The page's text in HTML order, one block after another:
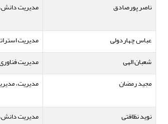
ناصر پورصادق مدیریت
عباس چهاردولی مدیریت
شعبان الهی
مدیریت
مجید رمضان
مدیریت،
نوید نظافتی مدیریت